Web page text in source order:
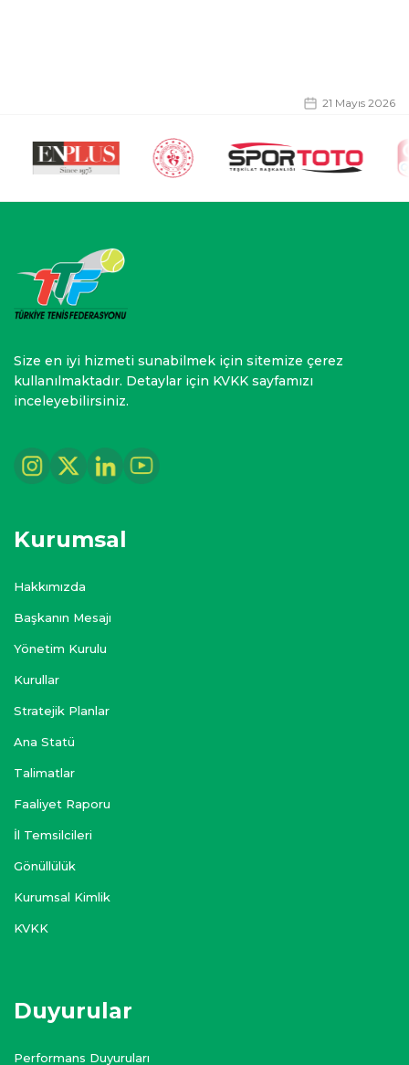
21 Mayıs 2026
Size en iyi hizmeti sunabilmek için sitemize çerez
kullanılmaktadır. Detaylar için KVKK sayfamızı
inceleyebilirsiniz.
Kurumsal
Hakkımızda
Başkanın Mesajı
Yönetim Kurulu
Kurullar
Stratejik Planlar
Ana Statü
Talimatlar
Faaliyet Raporu
İl Temsilcileri
Gönüllülük
Kurumsal Kimlik
KVKK
Duyurular
Performans Duyuruları